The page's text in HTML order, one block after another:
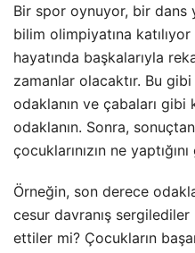
Bir spor oynuyor, bir dans
bilim olimpiyatına
hayatında başkalarıyla
zamanlar olacaktır. Bu
odaklanın ve çabaları
odaklanın. Sonra,
çocuklarınızın ne
Örneğin, son derece
cesur davranış sergilediler
ettiler mi? Çocukların